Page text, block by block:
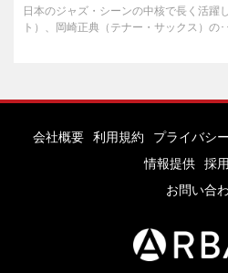
日本のジャズ・シーンの中核で長く活躍
ト）、岡崎正典（テナー・サックス）の･
会社概要 利用規約 プライバシ
情報提供
採
お問い合